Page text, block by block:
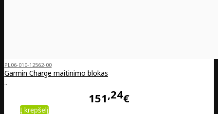
PL06-010-12562-00
Garmin Charge maitinimo blokas
..
151 24€
Į krepšelį